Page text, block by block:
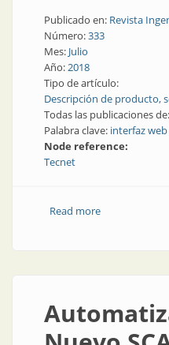
Publicado en: Revista
Número:333
Mes: Julio
Año:2018
Tipo de artículo:
Descripción de producto,
Todas las publicaciones de:
Palabra clave: interfaz web
Node reference:
Tecnet
Read moreabout